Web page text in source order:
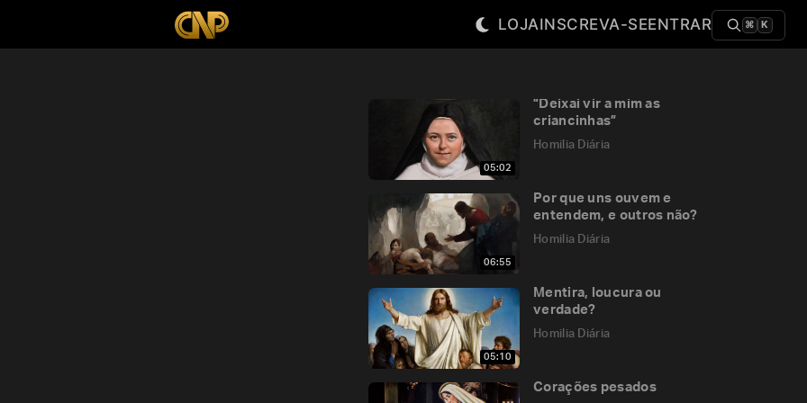
LOJAINSCREVA-SEENTRAR ⌘ K
05:02
"Deixai vir a mim as
criancinhas”
Homilia Diária
06:55
Por que uns ouvem e
entendem, e outros não?
Homilia Diária
05:10
Mentira, loucura ou
verdade?
Homilia Diária
Corações pesados